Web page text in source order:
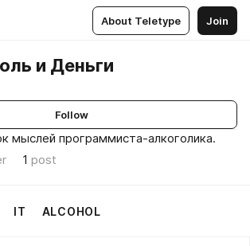
About Teletype Join
и Деньги
Follow
мыслей программиста-алкоголика.
1 post
IT ALCOHOL